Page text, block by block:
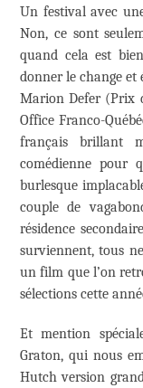
Un festival avec
Non, ce sont
quand cela est
donner le change et
Marion Defer (Prix
Office Franco-
français brillant
comédienne pour
burlesque
couple de
résidence
surviennent, tous
un film que l’on
sélections cette
Et mention
Graton, qui nous
Hutch version